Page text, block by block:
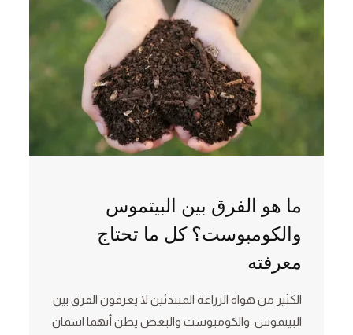
ما هو الفرق بين البيتموس
والكومبوست؟ كل ما تحتاج
معرفته
الكثير من هواة الزراعة المبتدئين لا يعرفون الفرق بين
البيتموس والكومبوست والبعض يظن أنهما اسمان